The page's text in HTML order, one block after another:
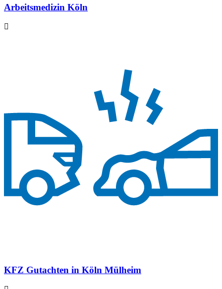
Arbeitsmedizin Köln
KFZ Gutachten in Köln Mülheim